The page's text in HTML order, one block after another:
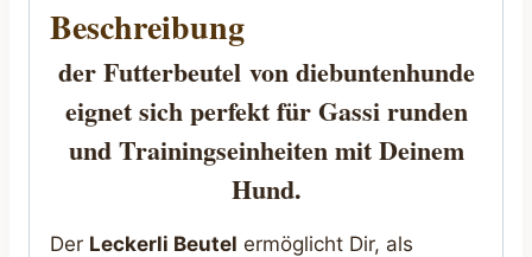
Beschreibung
der Futterbeutelvon diebuntenhunde
eignet sich perfekt für Gassi runden
und Trainingseinheiten mit Deinem
Hund.
Der Leckerli Beutel ermöglicht Dir, als